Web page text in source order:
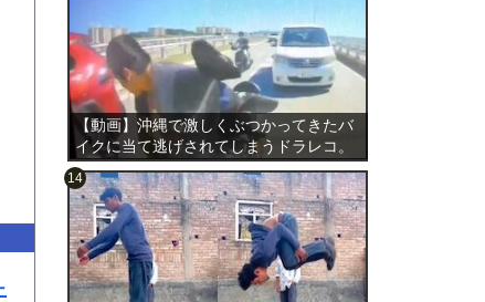
表
【動画】沖縄で激しくぶつかってきたバ
イクに当て逃げされてしまうドラレコ。